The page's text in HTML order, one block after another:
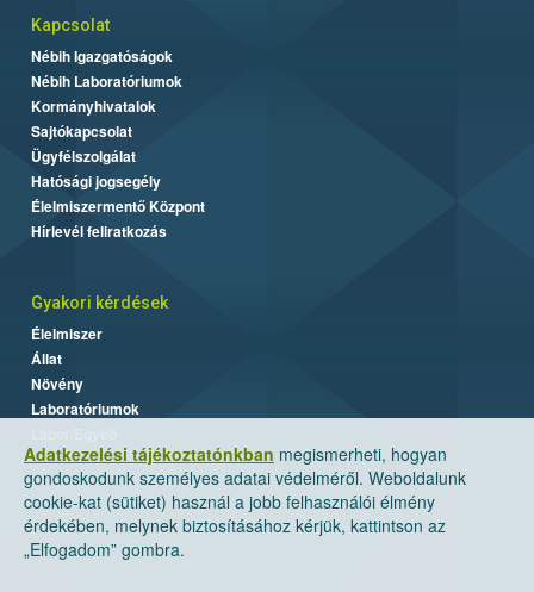
Adatkezelési tájékoztatónkban megismerheti, hogyan
gondoskodunk személyes adatai védelméről. Weboldalunk
cookie-kat (sütiket) használ a jobb felhasználói élmény
érdekében, melynek biztosításához kérjük, kattintson az
„Elfogadom” gombra.
Kapcsolat
Nébih Igazgatóságok
Nébih Laboratóriumok
Kormányhivatalok
Sajtókapcsolat
Ügyfélszolgálat
Hatósági jogsegély
Élelmiszermentő Központ
Hírlevél feliratkozás
Gyakori kérdések
Élelmiszer
Állat
Növény
Laboratóriumok